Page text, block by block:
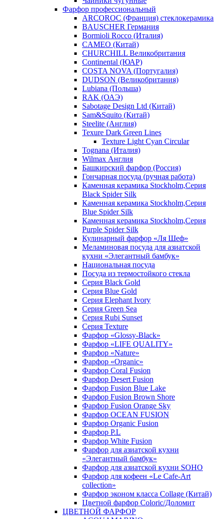
Фарфор профессиональный
ARCOROC (Франция) стеклокерамика
BAUSCHER Германия
Bormioli Rocco (Италия)
CAMEO (Китай)
CHURCHILL Великобритания
Continental (ЮАР)
COSTA NOVA (Португалия)
DUDSON (Великобритания)
Lubiana (Польша)
RAK (ОАЭ)
Sabotage Design Ltd (Китай)
Sam&Squito (Китай)
Steelite (Англия)
Texure Dark Green Lines
Texture Light Cyan Circular
Tognana (Италия)
Wilmax Англия
Башкирский фарфор (Россия)
Гончарная посуда (ручная работа)
Каменная керамика Stockholm,Серия
Black Spider Silk
Каменная керамика Stockholm,Серия
Blue Spider Silk
Каменная керамика Stockholm,Серия
Purple Spider Silk
Кулинарный фарфор «Ля Шеф»
Меламиновая посуда для азиатской
кухни «Элегантный бамбук»
Национальная посуда
Посуда из термостойкого стекла
Серия Black Gold
Серия Blue Gold
Серия Elephant Ivory
Серия Green Sea
Серия Rubi Sunset
Серия Texture
Фарфор «Glossy-Black»
Фарфор «LIFE QUALITY»
Фарфор «Nature»
Фарфор «Organic»
Фарфор Coral Fusion
Фарфор Desert Fusion
Фарфор Fusion Blue Lake
Фарфор Fusion Brown Shore
Фарфор Fusion Orange Sky
Фарфор OCEAN FUSION
Фарфор Organic Fusion
Фарфор P.L
Фарфор White Fusion
Фарфор для азиатской кухни
«Элегантный бамбук»
Фарфор для азиатской кухни SOHO
Фарфор для кофеен «Le Cafe-Art
collection»
Фарфор эконом класса Collage (Китай)
Цветной фарфор Coloric/Доломит
ЦВЕТНОЙ ФАРФОР